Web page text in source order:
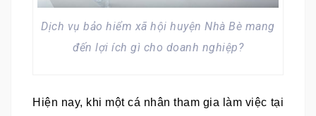
Dịch vụ bảo hiểm xã hội huyện Nhà Bè mang
đến lợi ích gì cho doanh nghiệp?
Hiện nay, khi một cá nhân tham gia làm việc tại